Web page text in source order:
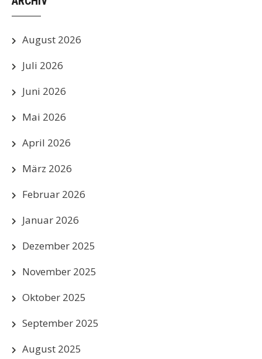
August 2026
Juli 2026
Juni 2026
Mai 2026
April 2026
März 2026
Februar 2026
Januar 2026
Dezember 2025
November 2025
Oktober 2025
September 2025
August 2025